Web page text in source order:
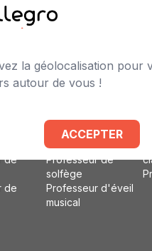
la géolocalisation pour
autour de vous !
ACCEPTER
de
de
de
Professeur de
violoncelle
Professeur de
basse
Professeur de
solfège
Professeur d'éveil
musical